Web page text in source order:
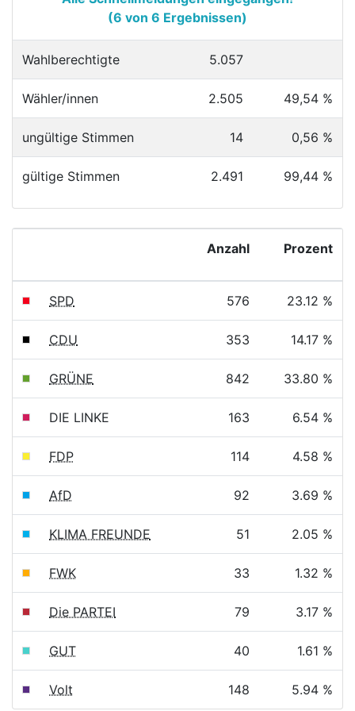
(6 von 6 Ergebnissen)
Wahlberechtigte 5.057
Wähler/innen 2.505 49,54 %
ungültige Stimmen 14 0,56 %
gültige Stimmen 2.491 99,44 %
Anzahl Prozent
SPD 576 23.12 %
CDU 353 14.17 %
GRÜNE 842 33.80 %
DIE LINKE 163 6.54 %
FDP 114 4.58 %
AfD 92 3.69 %
KLIMA FREUNDE 51 2.05 %
FWK 33 1.32 %
Die PARTEI 79 3.17 %
GUT 40 1.61 %
Volt 148 5.94 %